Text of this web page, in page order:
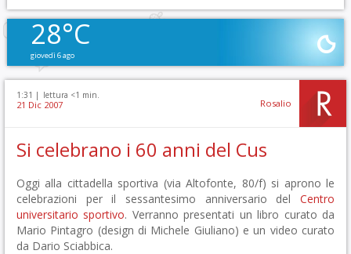
28°C
giovedì 6 ago
1:31 | lettura <1 min.
21 Dic 2007 Rosalio
Si celebrano i 60 anni del Cus
Oggi alla cittadella sportiva (via Altofonte, 80/f) si aprono le
celebrazioni per il sessantesimo anniversario del Centro
universitario sportivo. Verranno presentati un libro curato da
Mario Pintagro (design di Michele Giuliano) e un video curato
da Dario Sciabbica.